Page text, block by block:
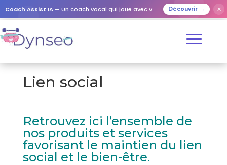
Coach Assist IA — Un coach vocal qui joue avec vos proches Découvrir → ✕
Lien social
Retrouvez ici l’ensemble de
nos produits et services
favorisant le maintien du lien
social et le bien-être.